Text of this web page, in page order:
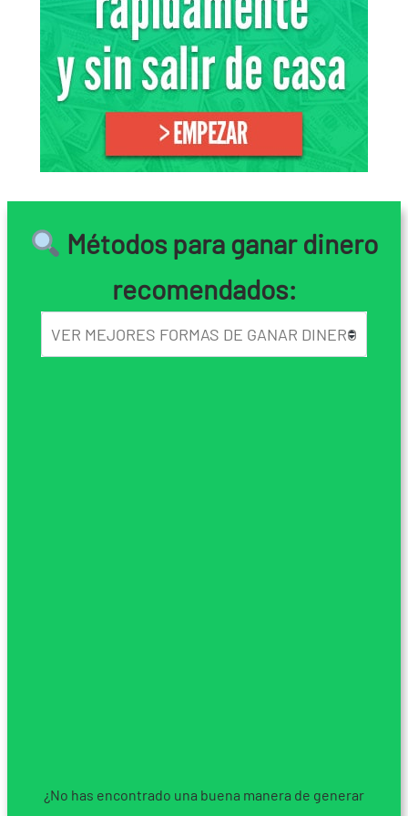
Métodos para ganar dinero
recomendados:
¿No has encontrado una buena manera de generar